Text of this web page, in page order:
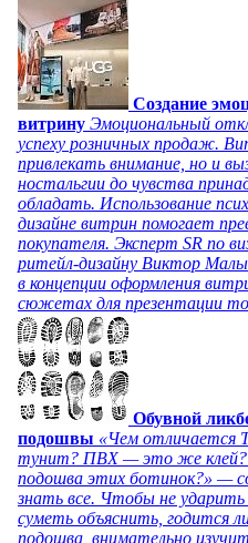
Создание
витрину Эмоциональный
успеху розничных продаж.
привлекать внимание, но и
ностальгии до чувства
обладать. Использование
дизайне витрин помогает
покупателя. Эксперт SR по
ритейл-дизайну Виктор
в концепции оформления
сюжетах для презентации
Обувной
подошвы «Чем отличается
тунит? ПВХ — это же клей?
подошва этих ботинок?» —
знать все. Чтобы не ударить
суметь объяснить, годится
подошва, внимательно